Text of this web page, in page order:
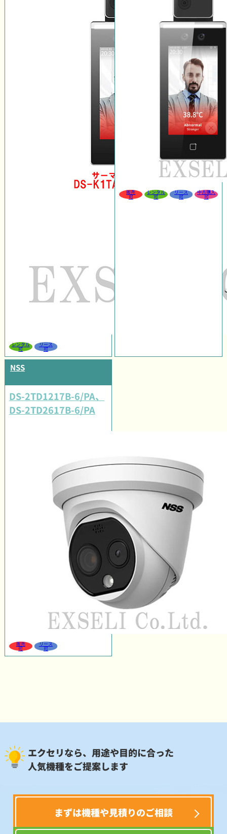
レンタル
可
リース
可
販売
可
レンタル
可
リース
可
中古購入
可
NSS
DS-2TD1217B-6/PA、
DS-2TD2617B-6/PA
販売
可
リース
可
エクセリなら、用途や目的に合った
人気機種をご提案します
まずは機種や見積りのご相談